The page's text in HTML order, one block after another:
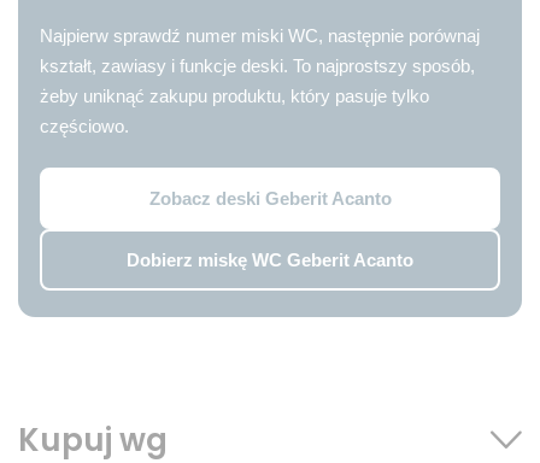
Najpierw sprawdź numer miski WC, następnie porównaj
kształt, zawiasy i funkcje deski. To najprostszy sposób,
żeby uniknąć zakupu produktu, który pasuje tylko
częściowo.
Zobacz deski Geberit Acanto
Dobierz miskę WC Geberit Acanto
Kupuj wg